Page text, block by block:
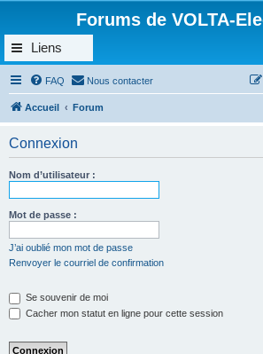
Forums de VOLTA-
Liens
FAQ Nous contacter
Accueil Forum
Connexion
Nom d’utilisateur :
Mot de passe :
J’ai oublié mon mot de passe
Renvoyer le courriel de confirmation
Se souvenir de moi
Cacher mon statut en ligne pour cette session